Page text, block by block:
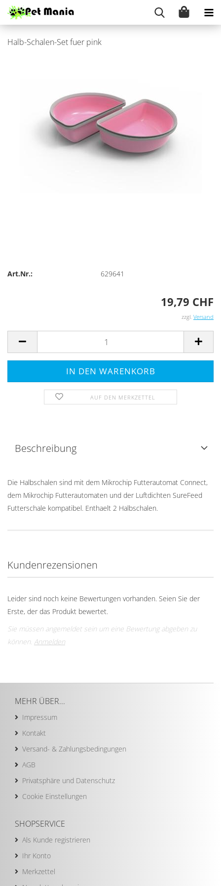
Halb-​Schalen-Set fuer pink
Art.Nr.: 629641
19,79 CHF
zzgl. Versand
AUF DEN MERKZETTEL
Beschreibung
Die Halbschalen sind mit dem Mikrochip Futterautomat Connect,
dem Mikrochip Futterautomaten und der Luftdichten SureFeed
Futterschale kompatibel. Enthaelt 2 Halbschalen.
Kundenrezensionen
Leider sind noch keine Bewertungen vorhanden. Seien Sie der
Erste, der das Produkt bewertet.
Sie müssen angemeldet sein um eine Bewertung abgeben zu
können. Anmelden
MEHR ÜBER...
Impressum
Kontakt
Versand- & Zahlungsbedingungen
AGB
Privatsphäre und Datenschutz
Cookie Einstellungen
SHOPSERVICE
Als Kunde registrieren
Ihr Konto
Merkzettel